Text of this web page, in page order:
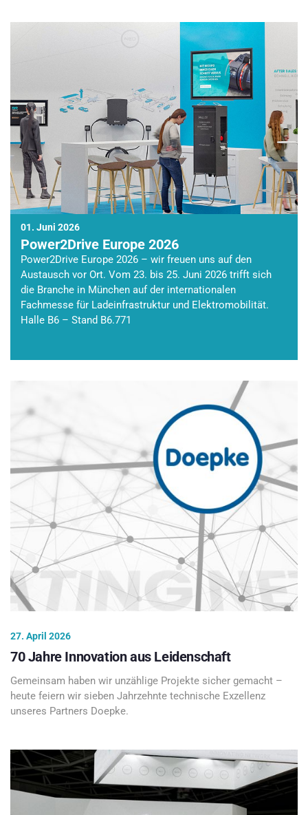
01. Juni 2026
Power2Drive Europe 2026
Power2Drive Europe 2026 – wir freuen uns auf den
Austausch vor Ort. Vom 23. bis 25. Juni 2026 trifft sich
die Branche in München auf der internationalen
Fachmesse für Ladeinfrastruktur und Elektromobilität.
Halle B6 – Stand B6.771
27. April 2026
70 Jahre Innovation aus Leidenschaft
Gemeinsam haben wir unzählige Projekte sicher gemacht –
heute feiern wir sieben Jahrzehnte technische Exzellenz
unseres Partners Doepke.